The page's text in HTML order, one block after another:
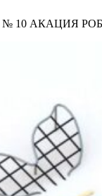
№ 10 АКАЦИЯ